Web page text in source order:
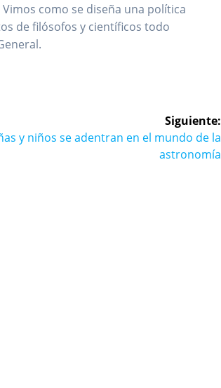
como se diseña una política
de filósofos y científicos todo
Siguiente:
y niños se adentran en el mundo de la
astronomía